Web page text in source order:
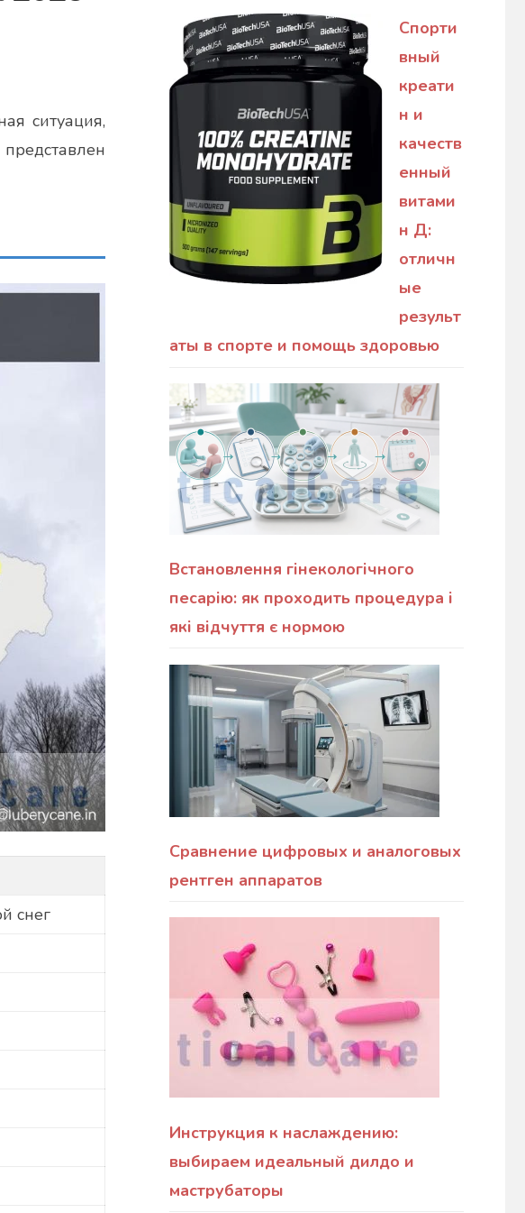
ситуация,
снег
Спорти
вный
креати
н и
качеств
енный
витами
н Д:
отличн
ые
результ
аты в спорте и помощь здоровью
Встановлення гінекологічного
песарію: як проходить процедура і
які відчуття є нормою
Сравнение цифровых и аналоговых
рентген аппаратов
Инструкция к наслаждению:
выбираем идеальный дилдо и
маструбаторы